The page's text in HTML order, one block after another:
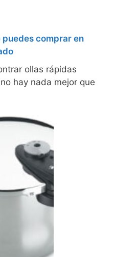
puedes comprar en
ollas rápidas
hay nada mejor que